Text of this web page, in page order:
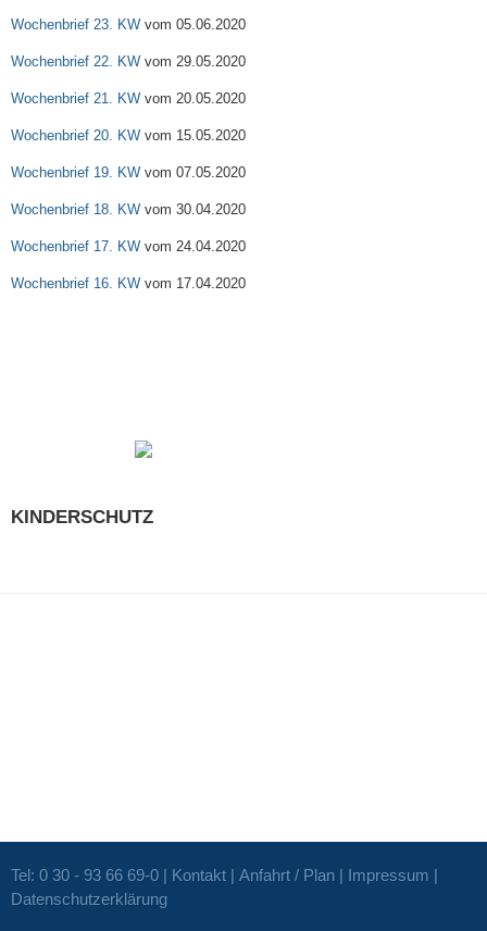
Wochenbrief 23. KW vom 05.06.2020
Wochenbrief 22. KW vom 29.05.2020
Wochenbrief 21. KW vom 20.05.2020
Wochenbrief 20. KW vom 15.05.2020
Wochenbrief 19. KW vom 07.05.2020
Wochenbrief 18. KW vom 30.04.2020
Wochenbrief 17. KW vom 24.04.2020
Wochenbrief 16. KW vom 17.04.2020
KINDERSCHUTZ
Tel: 0 30 - 93 66 69-0 | Kontakt | Anfahrt / Plan | Impressum |
Datenschutzerklärung